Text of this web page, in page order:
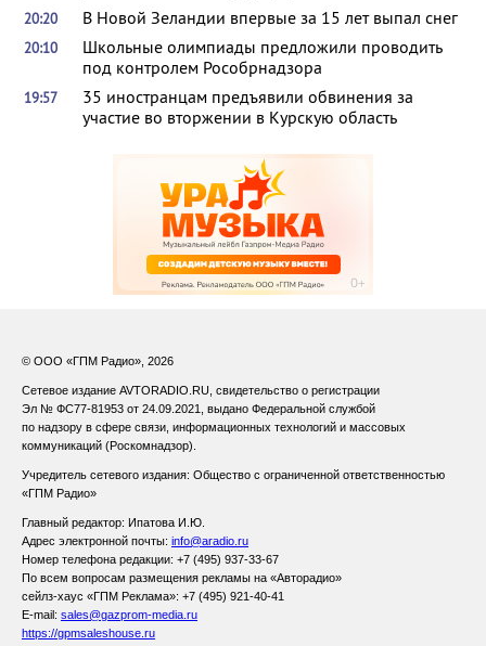
20:20 В Новой Зеландии впервые за 15 лет выпал снег
20:10
Школьные олимпиады предложили проводить
под контролем Рособрнадзора
19:57
35 иностранцам предъявили обвинения за
участие во вторжении в Курскую область
© ООО «ГПМ Радио», 2026
Сетевое издание AVTORADIO.RU, свидетельство о регистрации
Эл № ФС77-81953 от 24.09.2021,
выдано Федеральной службой
по надзору в сфере связи, информационных технологий и массовых
коммуникаций (Роскомнадзор).
Учредитель сетевого издания: Общество с ограниченной ответственностью
«ГПМ Радио»
Главный редактор: Ипатова И.Ю.
Адрес электронной почты: info@aradio.ru
Номер телефона редакции: +7 (495) 937-33-67
По всем вопросам размещения рекламы на «Авторадио»
сейлз-хаус «ГПМ Реклама»: +7 (495) 921-40-41
E-mail: sales@gazprom-media.ru
https://gpmsaleshouse.ru